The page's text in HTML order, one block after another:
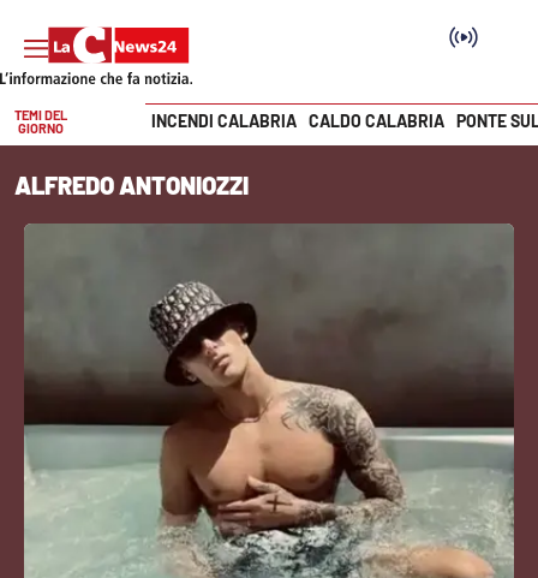
SEZIONI
Attualità
Economia e lavoro
Vai
TEMI DEL
GIORNO
INCENDI CALABRIA CALDO CALABRIA PONTE
ALFREDO ANTONIOZZI